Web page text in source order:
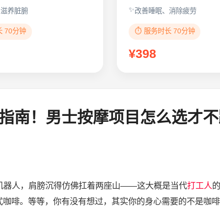
养脏腑
70分钟
改善睡眠、消除疲劳
⏱️ 服务时长 70分钟
¥398
南！男士按摩项目怎么选才
器人，肩膀沉得仿佛扛着两座山——这大概是当代打工人
啡。等等，你有没有想过，其实你的身心需要的不是咖